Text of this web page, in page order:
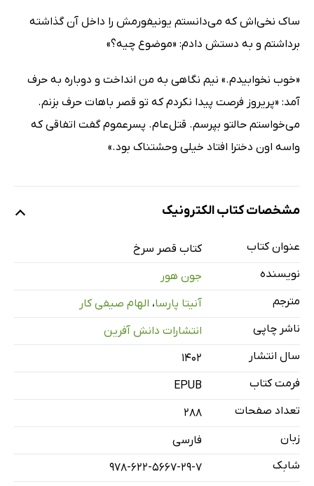
ساک نخی‌اش که می‌دانستم یونیفورمش را داخل آن گذاشته
برداشتم و به دستش دادم: «موضوع چیه؟»
«خوب نخوابیدم.» نیم نگاهی به من انداخت و دوباره به حرف
آمد: «پریروز فرصت پیدا نکردم که تو قصر باهات حرف بزنم.
می‌خواستم حالتو بپرسم. قتل‌عام. پسرعموم گفت اتفاقی که
واسه اون دخترا افتاد خیلی وحشتناک بود.»
مشخصات کتاب الکترونیک
عنوان کتاب
کتاب قصر سرخ
نویسنده
جون هور
مترجم
آنیتا پارسا، الهام صیفی کار
ناشر چاپی
انتشارات دانش آفرین
سال انتشار
۱۴۰۲
فرمت کتاب
EPUB
تعداد صفحات
288
زبان
فارسی
شابک
978-622-5667-29-7